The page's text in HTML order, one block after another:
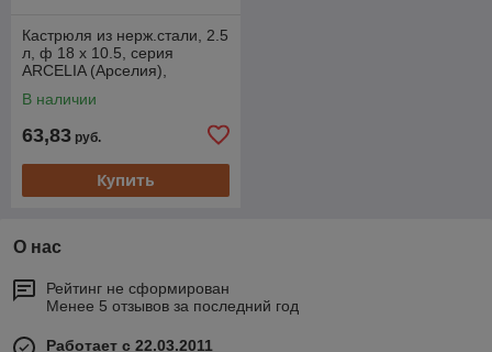
Кастрюля из нерж.стали, 2.5
л, ф 18 x 10.5, серия
ARCELIA (Арселия),
В наличии
63,83 руб.
Купить
О нас
Рейтинг не сформирован
Менее 5 отзывов за последний год
Работает с 22.03.2011